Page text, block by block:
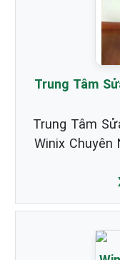
Trung Tâm
Trung Tâm
Winix Chuyên